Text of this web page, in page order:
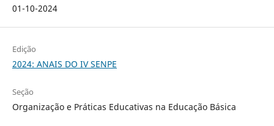
01-10-2024
Edição
2024: ANAIS DO IV SENPE
Seção
Organização e Práticas Educativas na Educação Básica